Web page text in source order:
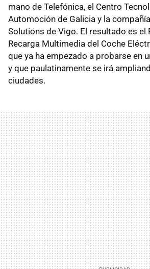
mano de Telefónica, el Centro
Automoción de Galicia y la
Solutions de Vigo. El resultado es el
Recarga Multimedia del Coche
que ya ha empezado a probarse en
y que paulatinamente se irá
ciudades.